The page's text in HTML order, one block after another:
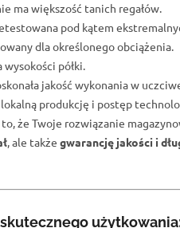
ma większość tanich regałów.
pod kątem
dla określonego obciążenia.
wysokości półki.
jakość wykonania w
produkcję i postęp
że Twoje rozwiązanie
, ale także gwarancję jakości i